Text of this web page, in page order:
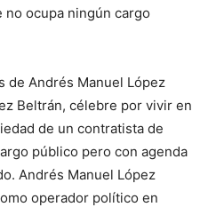
no ocupa ningún cargo
de Andrés Manuel López
Beltrán, célebre por vivir en
de un contratista de
público pero con agenda
Andrés Manuel López
operador político en